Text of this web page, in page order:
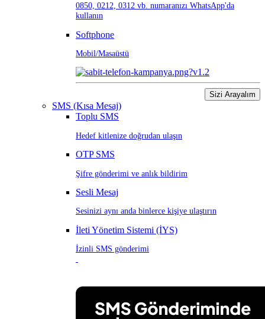
0850, 0212, 0312 vb. numaranızı WhatsApp'da
kullanın
Softphone
Mobil/Masaüstü
Sizi Arayalım
SMS (Kısa Mesaj)
Toplu SMS
Hedef kitlenize doğrudan ulaşın
OTP SMS
Şifre gönderimi ve anlık bildirim
Sesli Mesaj
Sesinizi aynı anda binlerce kişiye ulaştırın
İleti Yönetim Sistemi (İYS)
İzinli SMS gönderimi